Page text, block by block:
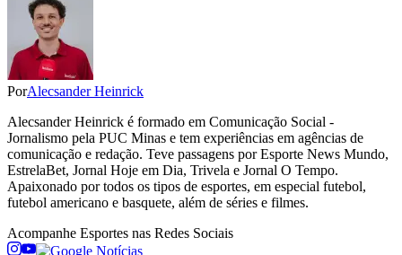
PorAlecsander Heinrick
Alecsander Heinrick é formado em Comunicação Social -
Jornalismo pela PUC Minas e tem experiências em agências de
comunicação e redação. Teve passagens por Esporte News Mundo,
EstrelaBet, Jornal Hoje em Dia, Trivela e Jornal O Tempo.
Apaixonado por todos os tipos de esportes, em especial futebol,
futebol americano e basquete, além de séries e filmes.
Acompanhe Esportes nas Redes Sociais